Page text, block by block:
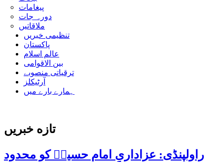
پیغامات
دورہ جات
ملاقاتیں
تنظیمی خبریں
پاکستان
عالم اسلام
بین الاقوامی
ترقیاتی منصوبے
آرٹیکلز
ہمارے بارے میں
تازه خبریں
راولپنڈی: عزاداریِ امام حسینؑ کو محدود